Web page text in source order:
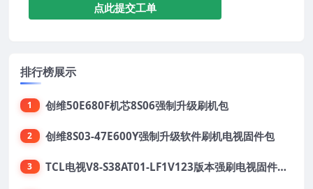
点此提交工单
排行榜展示
1 创维50E680F机芯8S06强制升级刷机包
2 创维8S03-47E600Y强制升级软件刷机电视固件包
3 TCL电视V8-S38AT01-LF1V123版本强刷电视固件包下载